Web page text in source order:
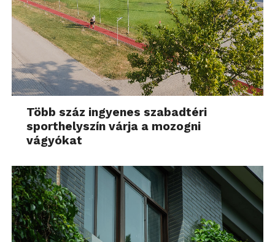
Több száz ingyenes szabadtéri
sporthelyszín várja a mozogni
vágyókat